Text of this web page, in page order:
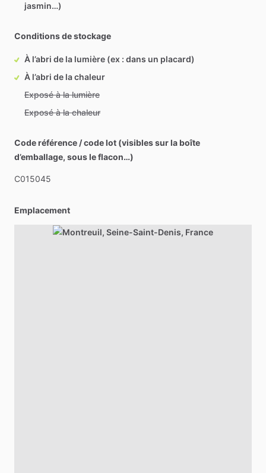
jasmin…)
Conditions de stockage
À l’abri de la lumière (ex : dans un placard)
À l’abri de la chaleur
Exposé à la lumière
Exposé à la chaleur
Code référence / code lot (visibles sur la boîte
d’emballage, sous le flacon…)
C015045
Emplacement